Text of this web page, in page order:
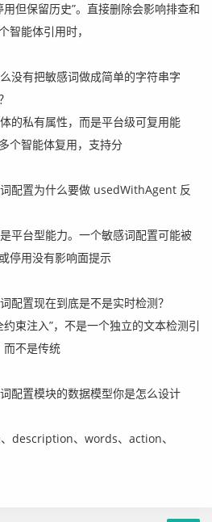
但保留历史”。直接删除会影响排查和
智能体引用时，
没有把敏感词做成简单的字符串字
的私有属性，而是平台级可复用能
个智能体复用，支持分
配置为什么要做 usedWithAgent 反
平台型能力。一个敏感词配置可能被
停用没有影响面提示
配置现在到底是不是实时检测？
束注入”，不是一个独立的文本检测引
而不是传统
配置模块的数据模型你是怎么设计
description、words、action、